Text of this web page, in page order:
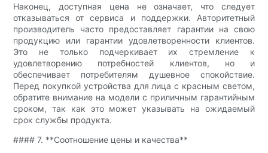
Наконец, доступная цена не означает, что следует
отказываться от сервиса и поддержки. Авторитетный
производитель часто предоставляет гарантии на свою
продукцию или гарантии удовлетворенности клиентов.
Это не только подчеркивает их стремление к
удовлетворению потребностей клиентов, но и
обеспечивает потребителям душевное спокойствие.
Перед покупкой устройства для лица с красным светом,
обратите внимание на модели с приличным гарантийным
сроком, так как это может указывать на ожидаемый
срок службы продукта.
#### 7. **Соотношение цены и качества**